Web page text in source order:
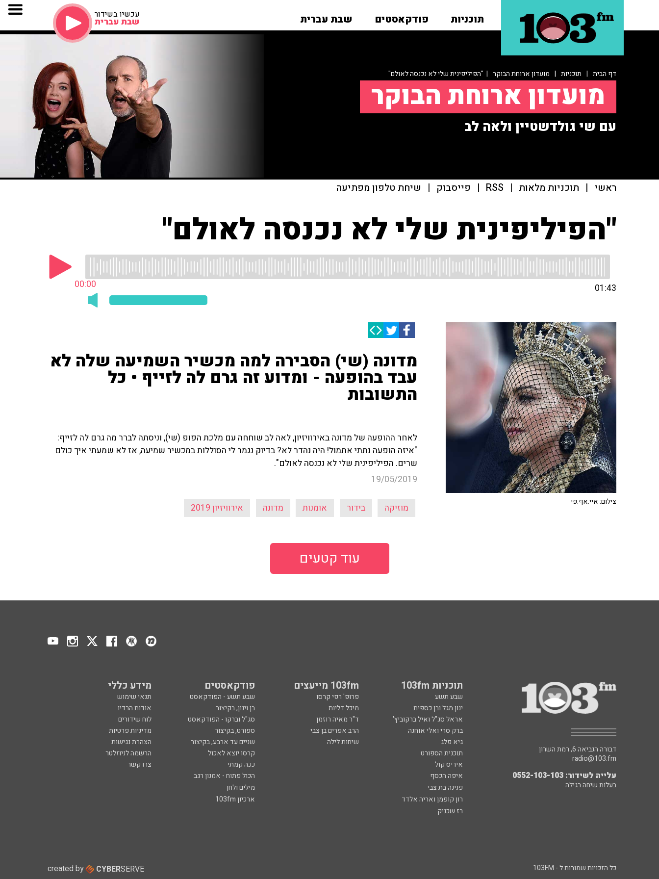
תוכניות פודקאסטים שבת עברית עכשיו בשידור
שבת עברית
דף הבית | תוכניות | מועדון ארוחת הבוקר | "הפיליפינית שלי לא נכנסה לאולם"
מועדון ארוחת הבוקר
עם שי גולדשטיין ולאה לב
ראשי | תוכניות מלאות |
RSS
| פייסבוק | שיחת טלפון מפתיעה
"הפיליפינית שלי לא נכנסה לאולם"
00:00 01:43
מדונה (שי) הסבירה למה מכשיר השמיעה שלה לא
עבד בהופעה - ומדוע זה גרם לה לזייף • כל
התשובות
לאחר ההופעה של מדונה באירוויזיון, לאה לב שוחחה עם מלכת הפופ (שי), וניסתה לברר מה גרם לה לזייף:
"איזה הופעה נתתי אתמול! היה נהדר לא? בדיוק נגמר לי הסוללות במכשיר שמיעה, אז לא שמעתי איך כולם
שרים. הפיליפינית שלי לא נכנסה לאולם".
19/05/2019
מוזיקה בידור אומנות מדונה אירוויזיון 2019
צילום: איי.אף.פי
עוד קטעים
תוכניות 103fm 103fm מייעצים פודקאסטים מידע כללי
שבע תשע פרופ' רפי קרסו שבע תשע - הפודקאסט
תנאי שימוש
ינון מגל ובן כספית
מיכל דליות בן וינון, בקיצור
אודות הרדיו
אראל סג"ל ואיל ברקוביץ'
ד"ר מאיה רוזמן סג"ל וברקו - הפודקאסט
לוח שידורים
ברק סרי ואלי אוחנה
הרב אפרים בן צבי ספורט, בקיצור
מדיניות פרטיות
גיא פלג
שיחות לילה שניים עד ארבע, בקיצור
הצהרת נגישות
תוכנית הספורט
קרסו יוצא לאכול
הרשמה לניוזלטר
איריס קול
ככה קמתי
צרו קשר
איפה הכסף
הכול פתוח - אמנון רגב
פנינה בת צבי
מילים ולחן
רון קופמן ואריה אלדד
ארכיון 103fm
רז שכניק
דבורה הנביאה 6, רמת השרון
radio@103.fm
עלייה לשידור: 0552-103-103
בעלות שיחה רגילה
כל הזכויות שמורות ל - 103FM created by CYBERSERVE